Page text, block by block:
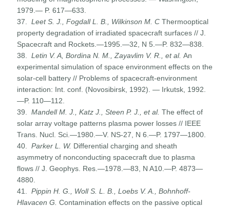
1979.— P. 617—633.
37.Leet S. J., Fogdall L.В ., Wilkinson M.С Thermooptical
property degradation of irradiated spacecraft surfaces // J.
Spacecraft and Rockets.—1995.—32, N 5.—P. 832—838.
38.Letin V. A, Bordina N. M., Zayavlim V. R., et al.An
experimental simulation of space environment effects on the
solar-cell battery // Problems of spacecraft-environment
interaction: Int. conf. (Novosibirsk, 1992). — Irkutsk, 1992.
—P. 110—112.
39.Mandell M. J., Katz J., Steen P. J., et al.The effect of
solar array voltage patterns plasma power losses // IEEE
Trans. Nucl. Sci.—1980.—V. NS-27, N 6.—P. 1797—1800.
40.Parker L. W. Differential charging and sheath
asymmetry of nonconducting spacecraft due to plasma
flows // J. Geophys. Res.—1978.—83, N A10.—P. 4873—
4880.
41.Pippin H. G., Woll S. L.В ., Loebs V. A., Bohnhoff-
Hlavacen G.Contamination effects on the passive optical